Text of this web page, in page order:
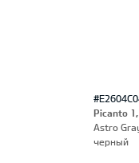
Picanto
Astro
черный